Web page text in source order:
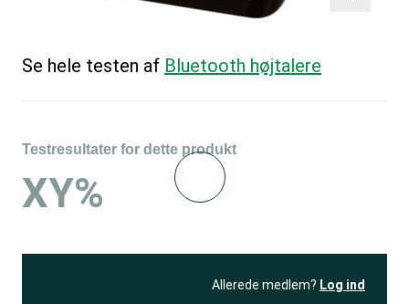
Se hele testen af Bluetooth højtalere
Testresultater for dette produkt
XY%
Allerede medlem? Log ind